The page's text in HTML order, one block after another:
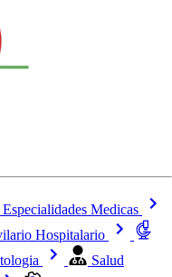
Especialidades Medicas
Hospitalario
Salud